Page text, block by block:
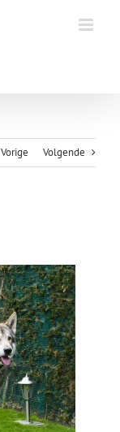
Vorige Volgende